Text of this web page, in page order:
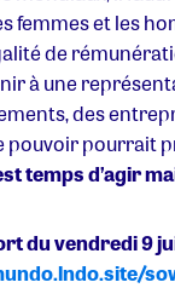
femmes et les
de
à une
des
pouvoir pourrait
temps d’agir
du vendredi 9